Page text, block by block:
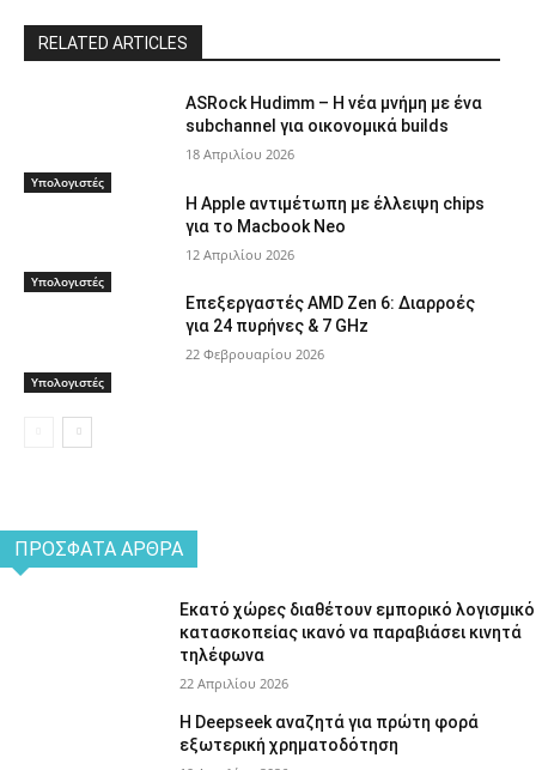
RELATED ARTICLES
Υπολογιστές
ASRock Hudimm – Η νέα μνήμη με ένα
subchannel για οικονομικά builds
18 Απριλίου 2026
Υπολογιστές
Η Apple αντιμέτωπη με έλλειψη chips
για το Macbook Neo
12 Απριλίου 2026
Υπολογιστές
Επεξεργαστές AMD Zen 6: Διαρροές
για 24 πυρήνες & 7 GHz
22 Φεβρουαρίου 2026
ΠΡΌΣΦΑΤΑ ΆΡΘΡΑ
Εκατό χώρες διαθέτουν εμπορικό λογισμικό
κατασκοπείας ικανό να παραβιάσει κινητά
τηλέφωνα
22 Απριλίου 2026
Η Deepseek αναζητά για πρώτη φορά
εξωτερική χρηματοδότηση